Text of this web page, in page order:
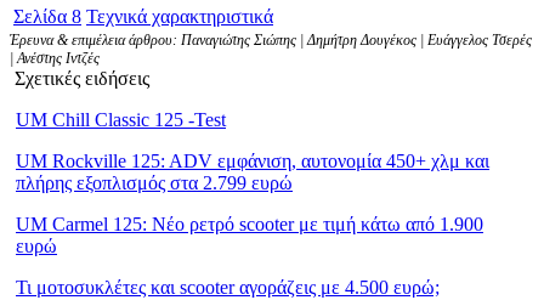
Σελίδα 8 Τεχνικά χαρακτηριστικά
Έρευνα & επιμέλεια άρθρου: Παναγιώτης Σιώπης | Δημήτρη Δουγέκος | Ευάγγελος Τσερές
| Ανέστης Ιντζές
Σχετικές ειδήσεις
UM Chill Classic 125 -Test
UM Rockville 125: ADV εμφάνιση, αυτονομία 450+ χλμ και
πλήρης εξοπλισμός στα 2.799 ευρώ
UM Carmel 125: Νέο ρετρό scooter με τιμή κάτω από 1.900
ευρώ
Τι μοτοσυκλέτες και scooter αγοράζεις με 4.500 ευρώ;